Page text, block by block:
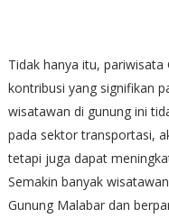
Tidak hanya itu,
kontribusi yang signifikan
wisatawan di gunung ini
pada sektor transportasi,
tetapi juga dapat
Semakin banyak
Gunung Malabar dan